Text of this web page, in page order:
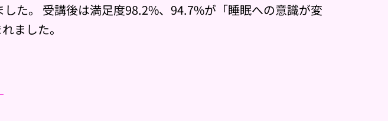
た。 受講後は満足度98.2%、94.7%が「睡眠への意識が変
ました。